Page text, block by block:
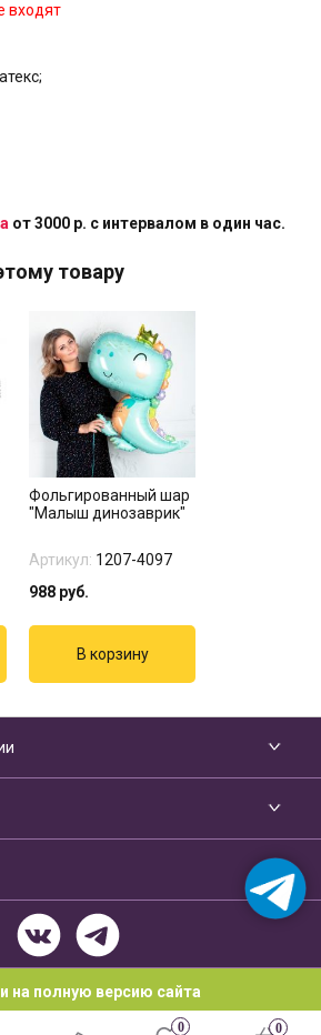
входят
от 3000 р. с интервалом в один час.
товару
Фольгированный шар
"Малыш динозаврик"
Артикул: 1207-4097
988 руб.
на полную версию сайта
0 0